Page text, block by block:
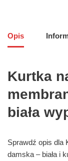
Opis
Kurtka
biała
Sprawdź opis dla
damska – biała i